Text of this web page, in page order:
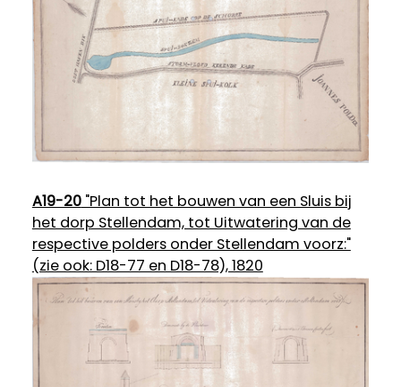
A19-20"Plan tot het bouwen van een Sluis bij
het dorp Stellendam, tot Uitwatering van de
respective polders onder Stellendam voorz:"
(zie ook: D18-77 en D18-78), 1820